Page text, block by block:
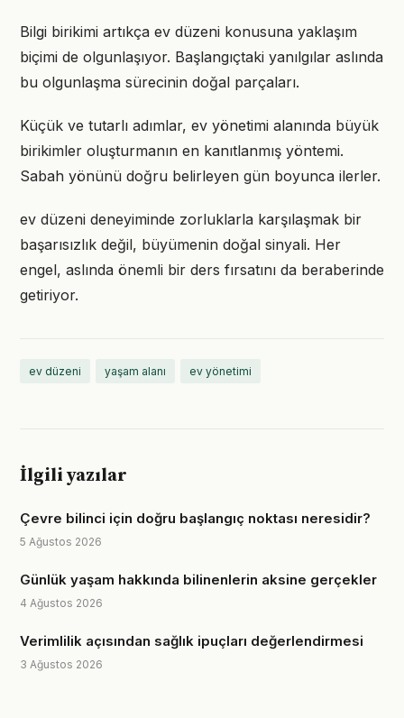
Bilgi birikimi artıkça ev düzeni konusuna yaklaşım
biçimi de olgunlaşıyor. Başlangıçtaki yanılgılar aslında
bu olgunlaşma sürecinin doğal parçaları.
Küçük ve tutarlı adımlar, ev yönetimi alanında büyük
birikimler oluşturmanın en kanıtlanmış yöntemi.
Sabah yönünü doğru belirleyen gün boyunca ilerler.
ev düzeni deneyiminde zorluklarla karşılaşmak bir
başarısızlık değil, büyümenin doğal sinyali. Her
engel, aslında önemli bir ders fırsatını da beraberinde
getiriyor.
ev düzeni yaşam alanı ev yönetimi
İlgili yazılar
Çevre bilinci için doğru başlangıç noktası neresidir?
5 Ağustos 2026
Günlük yaşam hakkında bilinenlerin aksine gerçekler
4 Ağustos 2026
Verimlilik açısından sağlık ipuçları değerlendirmesi
3 Ağustos 2026